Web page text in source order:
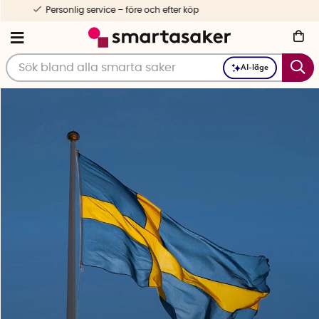
AI-läge
1-3 dagars leverans